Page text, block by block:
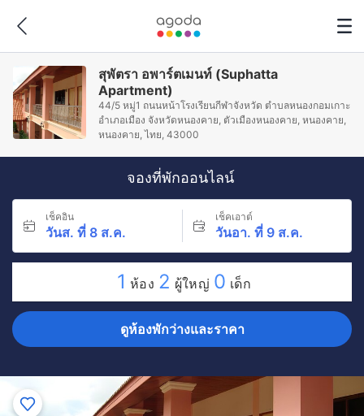
สุพัตรา อพาร์ตเมนท์ (Suphatta
Apartment)
44/5 หมู่1 ถนนหน้าโรงเรียนกีฬาจังหวัด ตำบลหนองกอมเกาะ
อำเภอเมือง จังหวัดหนองคาย, ตัวเมืองหนองคาย, หนองคาย,
หนองคาย, ไทย, 43000
จองที่พักออนไลน์
เช็คอิน
วันส. ที่ 8 ส.ค.
เช็คเอาต์
วันอา. ที่ 9 ส.ค.
1 ห้อง 2 ผู้ใหญ่ 0 เด็ก
ดูห้องพักว่างและราคา